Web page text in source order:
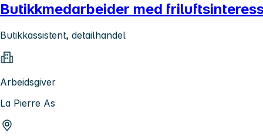
Butikkmedarbeider med
Butikkassistent, detailhandel
Arbeidsgiver
La Pierre As